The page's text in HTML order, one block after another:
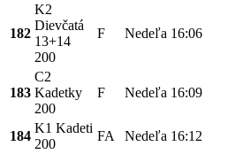
182
K2
Dievčatá
13+14
200
F Nedeľa 16:06
183
C2
Kadetky
200
F Nedeľa 16:09
184
K1 Kadeti
200
FA Nedeľa 16:12